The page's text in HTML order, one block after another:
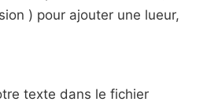
) pour ajouter une lueur,
texte dans le fichier